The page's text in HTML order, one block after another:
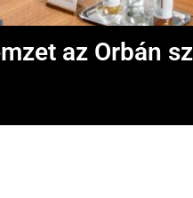
az Orbán